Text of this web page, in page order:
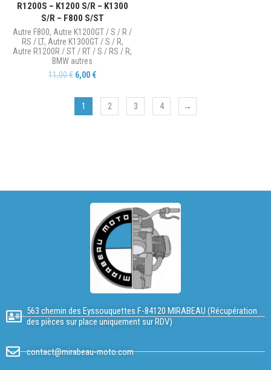
R1200S – K1200 S/R – K1300
S/R – F800 S/ST
Autre F800, Autre K1200GT / S / R /
RS / LT, Autre K1300GT / S / R,
Autre R1200R / ST / RT / S / RS / R,
BMW autres
11,00€ 6,00 €
1 2 3 4 →
563 chemin des Eyssouquettes F-84120 MIRABEAU (Récupération
des pièces sur place uniquement sur RDV)
contact@mirabeau-moto.com